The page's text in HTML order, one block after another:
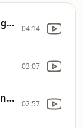
Sesi 1 Mengenang Perjuangan dan Keilmuan Imam Rabi' bin Hadi al 04:14
03:07
Kata Sambutan Perwakilan Panitia 02:57